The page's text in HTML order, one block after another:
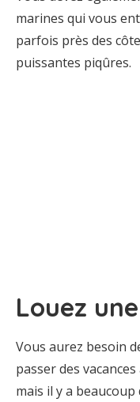
marines qui vous
parfois près des
puissantes piqûres.
Louez
Vous aurez besoin
passer des
mais il y a